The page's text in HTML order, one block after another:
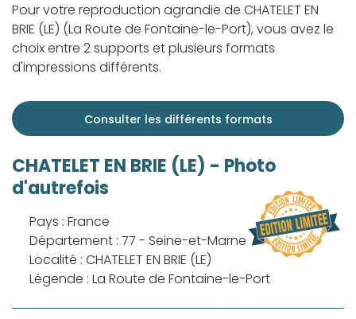
Pour votre reproduction agrandie de CHATELET EN
BRIE (LE) (La Route de Fontaine-le-Port), vous avez le
choix entre 2 supports et plusieurs formats
d'impressions différents.
Consulter les différents formats
CHATELET EN BRIE (LE) - Photo
d'autrefois
Pays : France
Département : 77 - Seine-et-Marne
Localité : CHATELET EN BRIE (LE)
Légende : La Route de Fontaine-le-Port